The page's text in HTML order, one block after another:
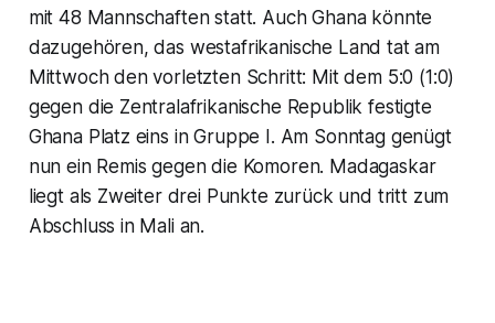
mit 48 Mannschaften statt. Auch Ghana könnte
dazugehören, das westafrikanische Land tat am
Mittwoch den vorletzten Schritt: Mit dem 5:0 (1:0)
gegen die Zentralafrikanische Republik festigte
Ghana Platz eins in Gruppe I. Am Sonntag genügt
nun ein Remis gegen die Komoren. Madagaskar
liegt als Zweiter drei Punkte zurück und tritt zum
Abschluss in Mali an.